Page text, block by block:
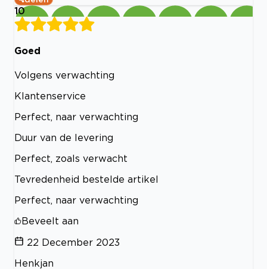
10
Goed
Volgens verwachting
Klantenservice
Perfect, naar verwachting
Duur van de levering
Perfect, zoals verwacht
Tevredenheid bestelde artikel
Perfect, naar verwachting
Beveelt aan
22 December 2023
Henkjan